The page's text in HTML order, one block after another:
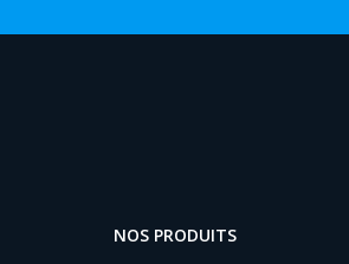
NOS PRODUITS